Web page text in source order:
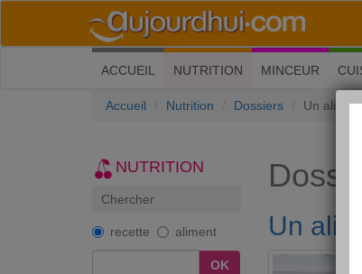
ACCUEIL (current)
NUTRITION MINCEUR
Accueil Nutrition Dossiers Un
NUTRITION
Chercher
recette aliment
OK
Un